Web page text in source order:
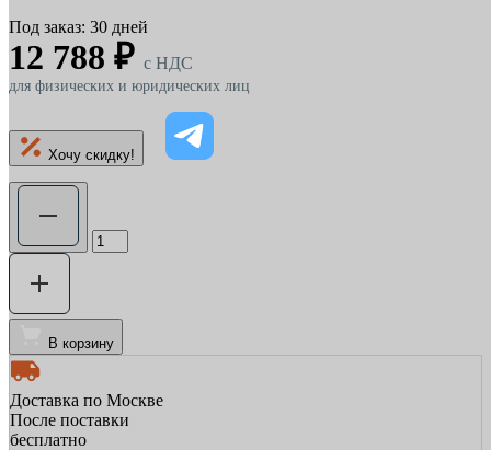
Под заказ: 30 дней
12 788 ₽ c НДС
для физических и юридических лиц
Хочу скидку!
В корзину
Доставка по Москве
После поставки
бесплатно